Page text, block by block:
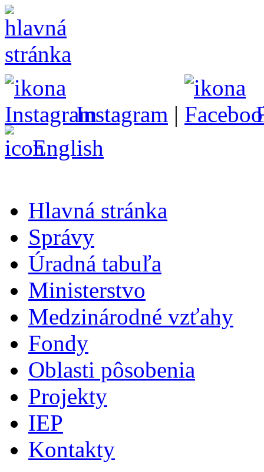
Instagram |
English
Hlavná stránka
Správy
Úradná tabuľa
Ministerstvo
Medzinárodné vzťahy
Fondy
Oblasti pôsobenia
Projekty
IEP
Kontakty